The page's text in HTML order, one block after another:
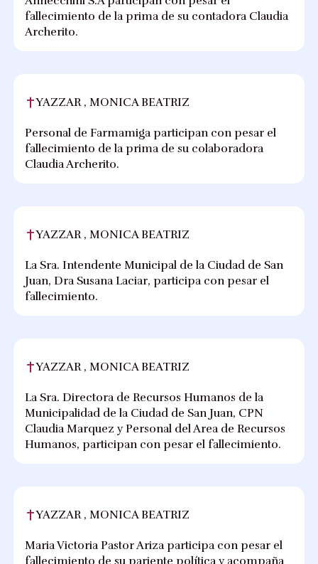
fallecimiento de la prima de su contadora Claudia
Archerito.
YAZZAR , MONICA BEATRIZ
Personal de Farmamiga participan con pesar el
fallecimiento de la prima de su colaboradora
Claudia Archerito.
YAZZAR , MONICA BEATRIZ
La Sra. Intendente Municipal de la Ciudad de San
Juan, Dra Susana Laciar, participa con pesar el
fallecimiento.
YAZZAR , MONICA BEATRIZ
La Sra. Directora de Recursos Humanos de la
Municipalidad de la Ciudad de San Juan, CPN
Claudia Marquez y Personal del Area de Recursos
Humanos, participan con pesar el fallecimiento.
YAZZAR , MONICA BEATRIZ
Maria Victoria Pastor Ariza participa con pesar el